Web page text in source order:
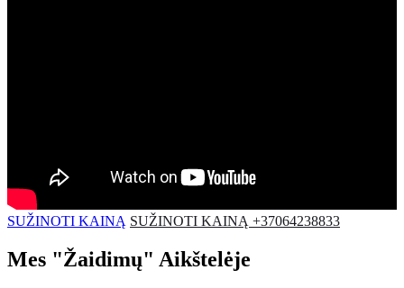
SUŽINOTI KAINĄ SUŽINOTI KAINĄ +37064238833
Mes "Žaidimų" Aikštelėje